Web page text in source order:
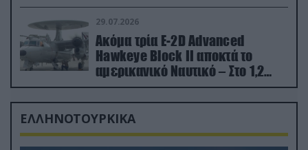
29.07.2026
Ακόμα τρία E-2D Advanced
Hawkeye Block II αποκτά το
αμερικανικό Ναυτικό – Στο 1,2
δισ.δολάρια το κόστος
ΕΛΛΗΝΟΤΟΥΡΚΙΚΑ